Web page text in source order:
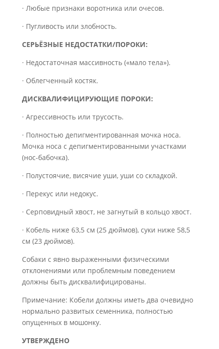
· Любые признаки воротника или очесов.
· Пугливость или злобность.
СЕРЬЁЗНЫЕ НЕДОСТАТКИ/ПОРОКИ:
· Недостаточная массивность («мало тела»).
· Облегченный костяк.
ДИСКВАЛИФИЦИРУЮЩИЕ ПОРОКИ:
· Агрессивность или трусость.
· Полностью депигментированная мочка носа.
Мочка носа с депигментированными участками
(нос-бабочка).
· Полустоячие, висячие уши, уши со складкой.
· Перекус или недокус.
· Серповидный хвост, не загнутый в кольцо хвост.
· Кобель ниже 63,5 см (25 дюймов), суки ниже 58,5
см (23 дюймов).
Собаки с явно выраженными физическими
отклонениями или проблемным поведением
должны быть дисквалифицированы.
Примечание: Кобели должны иметь два очевидно
нормально развитых семенника, полностью
опущенных в мошонку.
УТВЕРЖДЕНО